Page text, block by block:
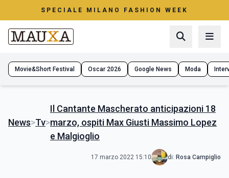
SPECIALE MILANO FASHION WEEK
Movie&Short Festival Oscar 2026 Google News Moda
News>Tv>
Il Cantante Mascherato anticipazioni 18
marzo, ospiti Max Giusti Massimo Lopez
e Malgioglio
17 marzo 2022 15:10 di: Rosa Campiglio